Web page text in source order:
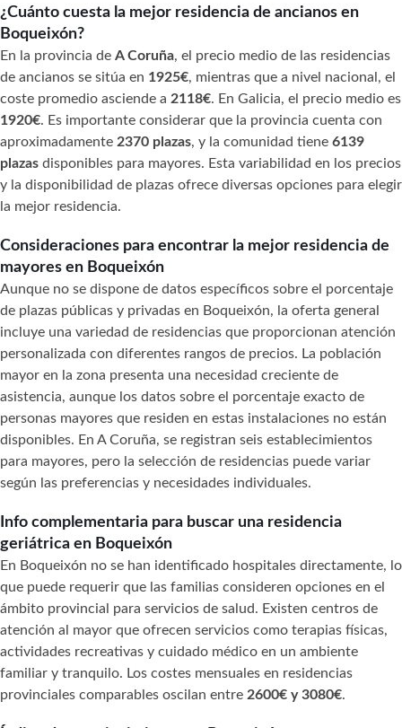
¿Cuánto cuesta la mejor residencia de ancianos en
Boqueixón?
En la provincia de A Coruña, el precio medio de las residencias
de ancianos se sitúa en 1925€, mientras que a nivel nacional, el
coste promedio asciende a 2118€. En Galicia, el precio medio es
1920€. Es importante considerar que la provincia cuenta con
aproximadamente 2370 plazas, y la comunidad tiene 6139
plazas disponibles para mayores. Esta variabilidad en los precios
y la disponibilidad de plazas ofrece diversas opciones para elegir
la mejor residencia.
Consideraciones para encontrar la mejor residencia de
mayores en Boqueixón
Aunque no se dispone de datos específicos sobre el porcentaje
de plazas públicas y privadas en Boqueixón, la oferta general
incluye una variedad de residencias que proporcionan atención
personalizada con diferentes rangos de precios. La población
mayor en la zona presenta una necesidad creciente de
asistencia, aunque los datos sobre el porcentaje exacto de
personas mayores que residen en estas instalaciones no están
disponibles. En A Coruña, se registran seis establecimientos
para mayores, pero la selección de residencias puede variar
según las preferencias y necesidades individuales.
Info complementaria para buscar una residencia
geriátrica en Boqueixón
En Boqueixón no se han identificado hospitales directamente, lo
que puede requerir que las familias consideren opciones en el
ámbito provincial para servicios de salud. Existen centros de
atención al mayor que ofrecen servicios como terapias físicas,
actividades recreativas y cuidado médico en un ambiente
familiar y tranquilo. Los costes mensuales en residencias
provinciales comparables oscilan entre 2600€ y 3080€.